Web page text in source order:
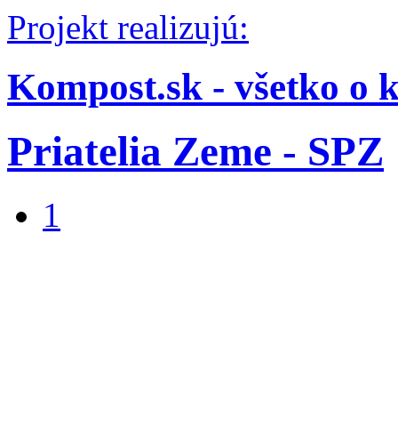
Projekt realizujú:
Kompost.sk - všetko o
Priatelia Zeme - SPZ
1